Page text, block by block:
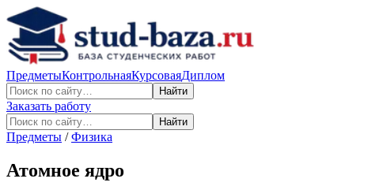
ПредметыКонтрольнаяКурсоваяДиплом
Найти
Заказать работу
Найти
Предметы /Физика
Атомное ядро